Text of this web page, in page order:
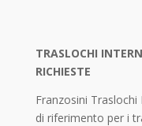
TRASLOCHI
RICHIESTE
Franzosini
di riferimento per i